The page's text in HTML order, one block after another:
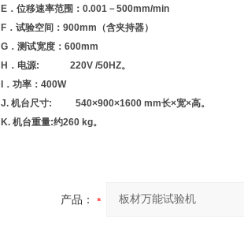
E．位移速率范围：0.001－500mm/min
F．试验空间：900mm（含夹持器）
G．测试宽度：600mm
H．电源: 220V /50HZ。
I．功率：400W
J. 机台尺寸: 540×900×1600 mm长×宽×高。
K. 机台重量:约260 kg。
产品：